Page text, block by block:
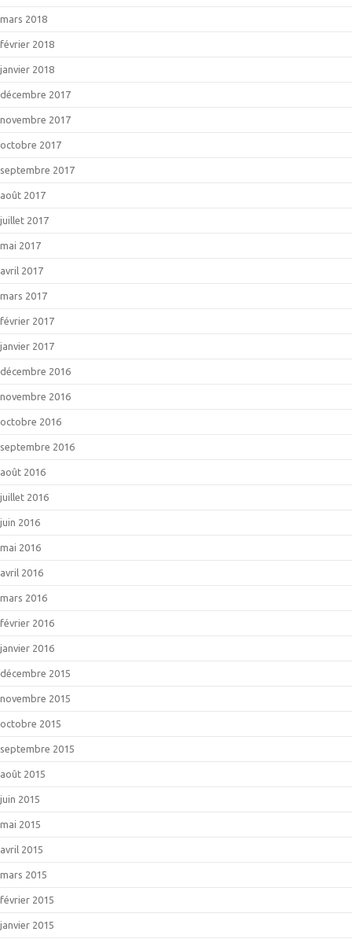
mars 2018
février 2018
janvier 2018
décembre 2017
novembre 2017
octobre 2017
septembre 2017
août 2017
juillet 2017
mai 2017
avril 2017
mars 2017
février 2017
janvier 2017
décembre 2016
novembre 2016
octobre 2016
septembre 2016
août 2016
juillet 2016
juin 2016
mai 2016
avril 2016
mars 2016
février 2016
janvier 2016
décembre 2015
novembre 2015
octobre 2015
septembre 2015
août 2015
juin 2015
mai 2015
avril 2015
mars 2015
février 2015
janvier 2015